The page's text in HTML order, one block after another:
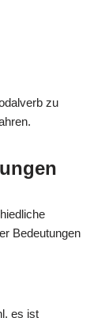
zu
Bedeutungen
es ist